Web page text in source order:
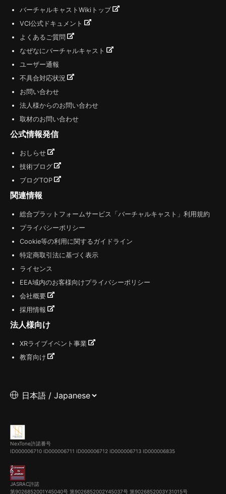
バーチャルキャストWikiトップ
VCI公式ドキュメント
よくあるご質問
なぜなにバーチャルキャスト
ユーザー通報
不具合対応状況
お問い合わせ
法人様からのお問い合わせ
取材のお問い合わせ
公式情報発信
おしらせ
技術ブログ
ブログTOP
関連情報
総合プラットフォームサービス「バーチャルキャスト」利用規約
プライバシーポリシー
Cookie等の利用に関するガイドライン
特定商取引法に基づく表示
ライセンス
EEA域内のお客様向けプライバシーポリシー
会社概要
採用情報
法人様向け
XRライブイベント事業
教育向け
NexTone許諾番号
ID000006710 ID000006711 ID000006712 ID000006713 ID000006835
JASRAC許諾
第9026852001Y45040号 第9026852002Y45037号 第9026852003Y31015号